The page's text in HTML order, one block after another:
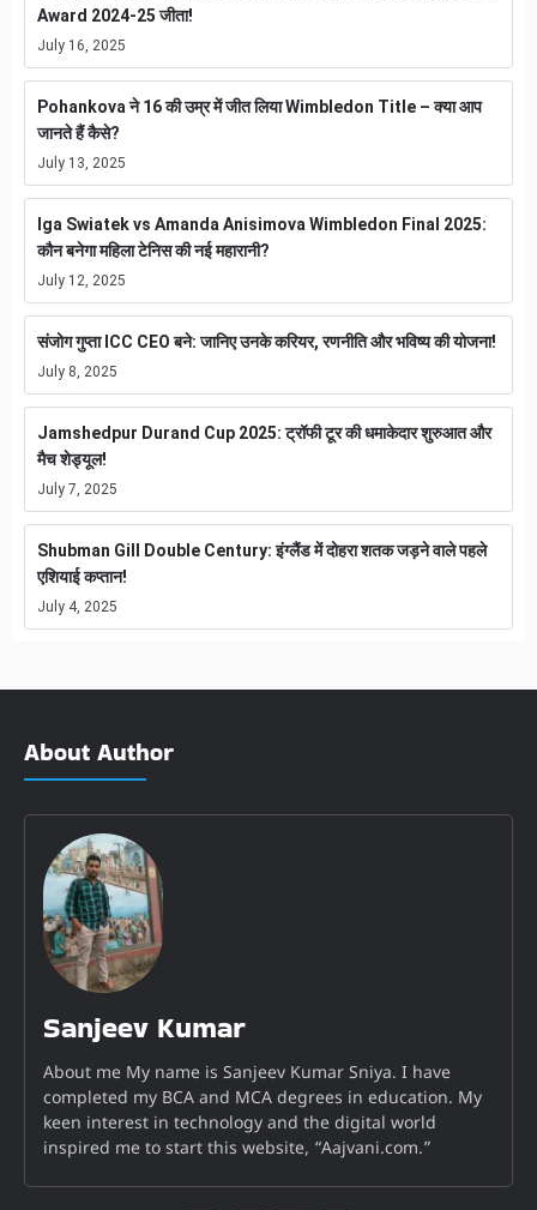
Award 2024-25 जीता!
July 16, 2025
Pohankova ने 16 की उम्र में जीत लिया Wimbledon Title – क्या आप
जानते हैं कैसे?
July 13, 2025
Iga Swiatek vs Amanda Anisimova Wimbledon Final 2025:
कौन बनेगा महिला टेनिस की नई महारानी?
July 12, 2025
संजोग गुप्ता ICC CEO बने: जानिए उनके करियर, रणनीति और भविष्य की योजना!
July 8, 2025
Jamshedpur Durand Cup 2025: ट्रॉफी टूर की धमाकेदार शुरुआत और
मैच शेड्यूल!
July 7, 2025
Shubman Gill Double Century: इंग्लैंड में दोहरा शतक जड़ने वाले पहले
एशियाई कप्तान!
July 4, 2025
About Author
Sanjeev Kumar
About me My name is Sanjeev Kumar Sniya. I have
completed my BCA and MCA degrees in education. My
keen interest in technology and the digital world
inspired me to start this website, “Aajvani.com.”